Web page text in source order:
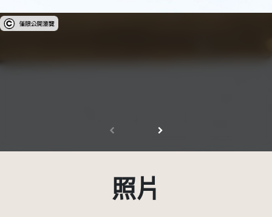
受著作權法保護-僅限於本平台有限度公開瀏覽
照片